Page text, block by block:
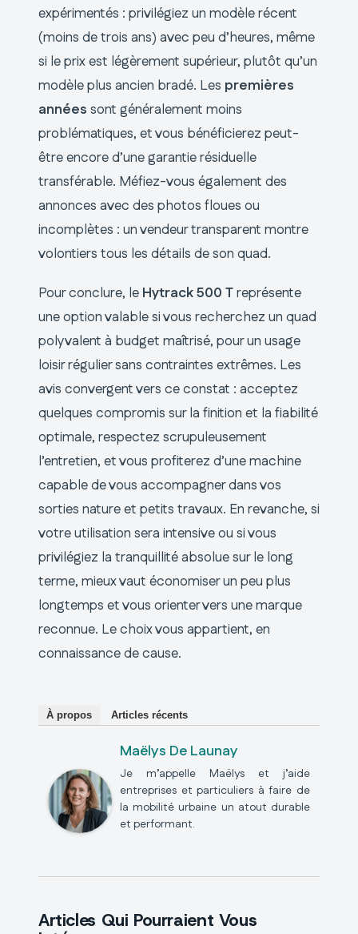
expérimentés : privilégiez un modèle récent
(moins de trois ans) avec peu d’heures, même
si le prix est légèrement supérieur, plutôt qu’un
modèle plus ancien bradé. Les premières
années sont généralement moins
problématiques, et vous bénéficierez peut-
être encore d’une garantie résiduelle
transférable. Méfiez-vous également des
annonces avec des photos floues ou
incomplètes : un vendeur transparent montre
volontiers tous les détails de son quad.
Pour conclure, le Hytrack 500 Treprésente
une option valable si vous recherchez un quad
polyvalent à budget maîtrisé, pour un usage
loisir régulier sans contraintes extrêmes. Les
avis convergent vers ce constat : acceptez
quelques compromis sur la finition et la fiabilité
optimale, respectez scrupuleusement
l’entretien, et vous profiterez d’une machine
capable de vous accompagner dans vos
sorties nature et petits travaux. En revanche, si
votre utilisation sera intensive ou si vous
privilégiez la tranquillité absolue sur le long
terme, mieux vaut économiser un peu plus
longtemps et vous orienter vers une marque
reconnue. Le choix vous appartient, en
connaissance de cause.
À propos Articles récents
Maëlys De Launay
Je m’appelle Maëlys et j’aide
entreprises et particuliers à faire de
la mobilité urbaine un atout durable
et performant.
Articles Qui Pourraient Vous